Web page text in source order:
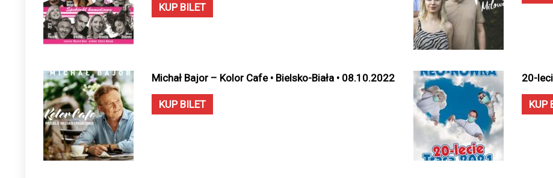
KUP BILET
Michał Bajor – Kolor Cafe • Bielsko-Biała • 08.10.2022
KUP BILET
20-
KUP